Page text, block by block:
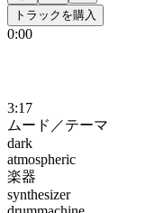
トラックを購入
0:00
3:17
ムード／テーマ
dark
atmospheric
楽器
synthesizer